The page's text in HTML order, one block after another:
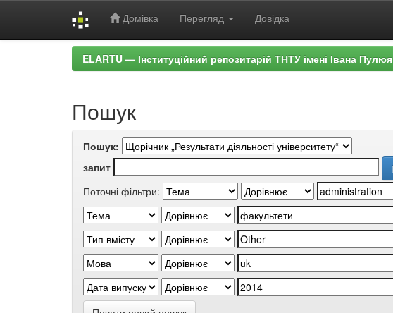
Домівка Перегляд Довідка
ELARTU — Інституційний репозитарій ТНТУ імені Івана Пулюя
Пошук
Пошук:
запит
Поточні фільтри: